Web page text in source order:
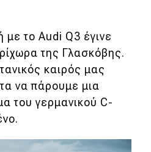
το Audi Q3 έγινε
της Γλασκόβης.
καιρός μας
να πάρουμε μια
του γερμανικού C-